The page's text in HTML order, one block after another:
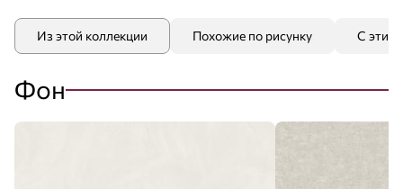
Из этой коллекции Похожие по рисунку С этим
Фон